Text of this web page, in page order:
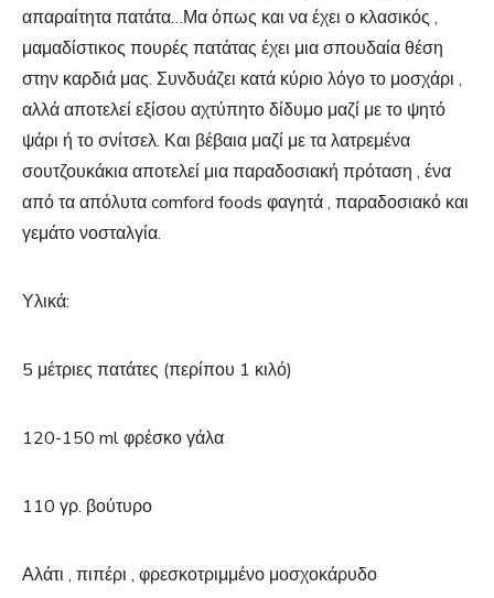
απαραίτητα πατάτα…Μα όπως και να έχει ο κλασικός ,
μαμαδίστικος πουρές πατάτας έχει μια σπουδαία θέση
στην καρδιά μας. Συνδυάζει κατά κύριο λόγο το μοσχάρι ,
αλλά αποτελεί εξίσου αχτύπητο δίδυμο μαζί με το ψητό
ψάρι ή το σνίτσελ. Και βέβαια μαζί με τα λατρεμένα
σουτζουκάκια αποτελεί μια παραδοσιακή πρόταση , ένα
από τα απόλυτα comford foods φαγητά , παραδοσιακό και
γεμάτο νοσταλγία.
Υλικά:
5 μέτριες πατάτες (περίπου 1 κιλό)
120-150 ml φρέσκο γάλα
110 γρ. βούτυρο
Αλάτι , πιπέρι , φρεσκοτριμμένο μοσχοκάρυδο